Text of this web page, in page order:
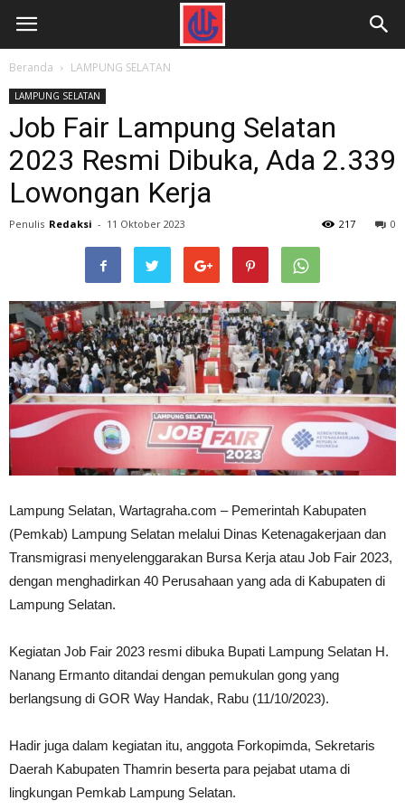
Beranda LAMPUNG SELATAN
LAMPUNG SELATAN
Job Fair Lampung Selatan
2023 Resmi Dibuka, Ada 2.339
Lowongan Kerja
Penulis Redaksi - 11 Oktober 2023 0
217
Lampung Selatan, Wartagraha.com – Pemerintah Kabupaten
(Pemkab) Lampung Selatan melalui Dinas Ketenagakerjaan dan
Transmigrasi menyelenggarakan Bursa Kerja atau Job Fair 2023,
dengan menghadirkan 40 Perusahaan yang ada di Kabupaten di
Lampung Selatan.
Kegiatan Job Fair 2023 resmi dibuka Bupati Lampung Selatan H.
Nanang Ermanto ditandai dengan pemukulan gong yang
berlangsung di GOR Way Handak, Rabu (11/10/2023).
Hadir juga dalam kegiatan itu, anggota Forkopimda, Sekretaris
Daerah Kabupaten Thamrin beserta para pejabat utama di
lingkungan Pemkab Lampung Selatan.